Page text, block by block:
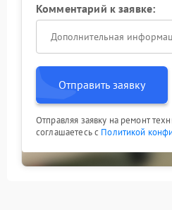
Комментарий к заявке:
Отправить заявку
Отправляя заявку на ремонт
соглашаетесь с Политикой